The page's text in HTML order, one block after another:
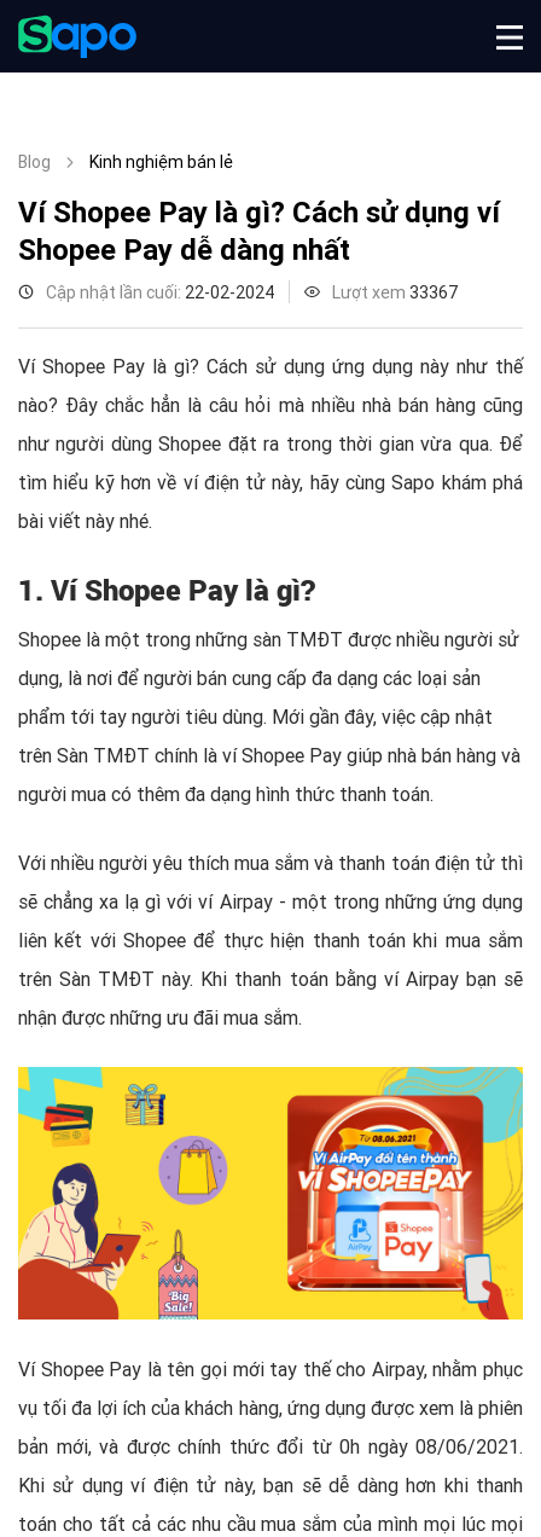
Blog Kinh nghiệm bán lẻ
Ví Shopee Pay là gì? Cách sử dụng ví
Shopee Pay dễ dàng nhất
Cập nhật lần cuối: 22-02-2024 Lượt xem 33367
Ví Shopee Pay là gì? Cách sử dụng ứng dụng này như thế
nào? Đây chắc hẳn là câu hỏi mà nhiều nhà bán hàng cũng
như người dùng Shopee đặt ra trong thời gian vừa qua. Để
tìm hiểu kỹ hơn về ví điện tử này, hãy cùng Sapo khám phá
bài viết này nhé.
1. Ví Shopee Pay là gì?
Shopee là một trong những sàn TMĐT được nhiều người sử
dụng, là nơi để người bán cung cấp đa dạng các loại sản
phẩm tới tay người tiêu dùng. Mới gần đây, việc cập nhật
trên Sàn TMĐT chính là ví Shopee Pay giúp nhà bán hàng và
người mua có thêm đa dạng hình thức thanh toán.
Với nhiều người yêu thích mua sắm và thanh toán điện tử thì
sẽ chẳng xa lạ gì với ví Airpay - một trong những ứng dụng
liên kết với Shopee để thực hiện thanh toán khi mua sắm
trên Sàn TMĐT này. Khi thanh toán bằng ví Airpay bạn sẽ
nhận được những ưu đãi mua sắm.
Ví Shopee Pay là tên gọi mới tay thế cho Airpay, nhằm phục
vụ tối đa lợi ích của khách hàng, ứng dụng được xem là phiên
bản mới, và được chính thức đổi từ 0h ngày 08/06/2021.
Khi sử dụng ví điện tử này, bạn sẽ dễ dàng hơn khi thanh
toán cho tất cả các nhu cầu mua sắm của mình mọi lúc mọi